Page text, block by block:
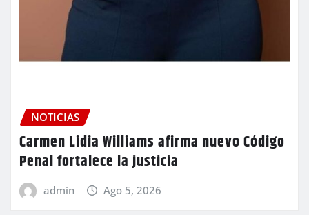
NOTICIAS
Carmen Lidia Williams afirma nuevo Código
Penal fortalece la justicia
admin Ago 5, 2026